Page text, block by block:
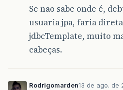
Se nao sabe onde é,
usuaria jpa, faria
jdbcTemplate, muito
cabeças.
Rodrigomarden13 de ago. de